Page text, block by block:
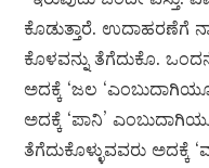
ಕೊಡುತ್ತಾರೆ. ಉದಾಹರಣೆಗೆ
ಕೊಳವನ್ನು ತೆಗೆದುಕೊ.
ಅದಕ್ಕೆ ‘ಜಲ
ಅದಕ್ಕೆ ‘ಪಾನಿ’
ತೆಗೆದುಕೊಳ್ಳುವವರು ಅದಕ್ಕೆ